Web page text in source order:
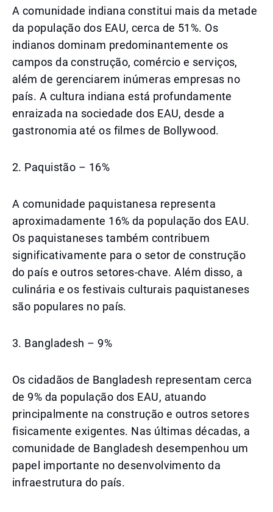
A comunidade indiana constitui mais da metade
da população dos EAU, cerca de 51%. Os
indianos dominam predominantemente os
campos da construção, comércio e serviços,
além de gerenciarem inúmeras empresas no
país. A cultura indiana está profundamente
enraizada na sociedade dos EAU, desde a
gastronomia até os filmes de Bollywood.
2. Paquistão – 16%
A comunidade paquistanesa representa
aproximadamente 16% da população dos EAU.
Os paquistaneses também contribuem
significativamente para o setor de construção
do país e outros setores-chave. Além disso, a
culinária e os festivais culturais paquistaneses
são populares no país.
3. Bangladesh – 9%
Os cidadãos de Bangladesh representam cerca
de 9% da população dos EAU, atuando
principalmente na construção e outros setores
fisicamente exigentes. Nas últimas décadas, a
comunidade de Bangladesh desempenhou um
papel importante no desenvolvimento da
infraestrutura do país.